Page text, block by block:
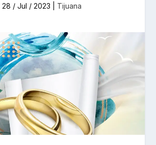
28 / Jul / 2023 Tijuana